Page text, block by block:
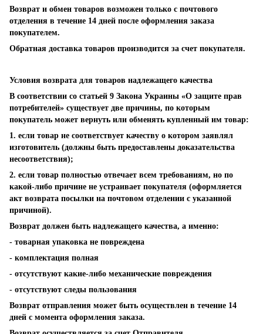
Возврат и обмен товаров возможен только с почтового
отделения в течение 14 дней после оформления заказа
покупателем.
Обратная доставка товаров производится за счет покупателя.
Условия возврата для товаров надлежащего качества
В соответствии со статьей 9 Закона Украины «О защите прав
потребителей» существует две причины, по которым
покупатель может вернуть или обменять купленный им товар:
1. если товар не соответствует качеству о котором заявлял
изготовитель (должны быть предоставлены доказательства
несоответствия);
2. если товар полностью отвечает всем требованиям, но по
какой-либо причине не устраивает покупателя (оформляется
акт возврата посылки на почтовом отделении с указанной
причиной).
Возврат должен быть надлежащего качества, а именно:
- товарная упаковка не повреждена
- комплектация полная
- отсутствуют какие-либо механические повреждения
- отсутствуют следы пользования
Возврат отправления может быть осуществлен в течение 14
дней с момента оформления заказа.